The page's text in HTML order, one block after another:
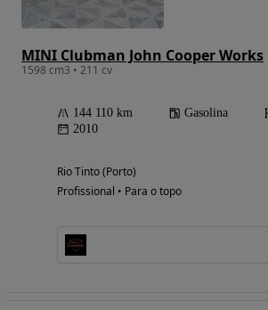
MINI Clubman John Cooper Works
1598 cm3 • 211 cv
144 110 km Gasolina
2010
Rio Tinto (Porto)
Profissional • Para o topo